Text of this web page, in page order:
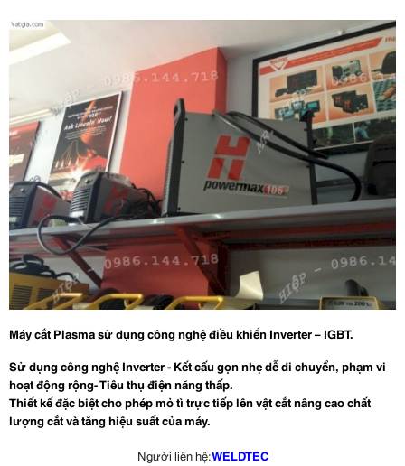
Máy cắt Plasma sử dụng công nghệ điều khiển Inverter – IGBT.
Sử dụng công nghệ Inverter - Kết cấu gọn nhẹ dễ di chuyển, phạm vi
hoạt động rộng- Tiêu thụ điện năng thấp.
Thiết kế đặc biệt cho phép mỏ tì trực tiếp lên vật cắt nâng cao chất
lượng cắt và tăng hiệu suất của máy.
Người liên hệ:WELDTEC